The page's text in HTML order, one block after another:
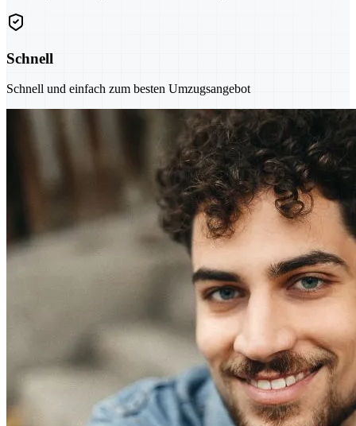
Schnell
Schnell und einfach zum besten Umzugsangebot